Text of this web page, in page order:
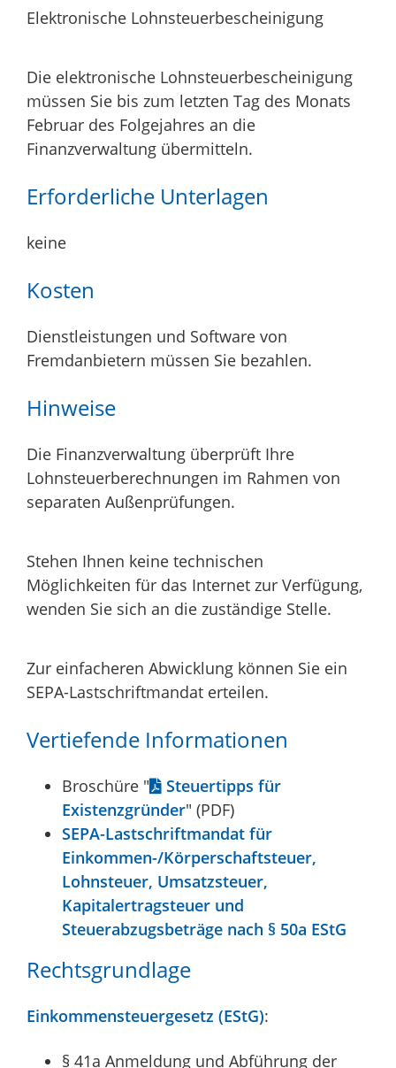
Elektronische Lohnsteuerbescheinigung
Die elektronische Lohnsteuerbescheinigung
müssen Sie bis zum letzten Tag des Monats
Februar des Folgejahres an die
Finanzverwaltung übermitteln.
Erforderliche Unterlagen
keine
Kosten
Dienstleistungen und Software von
Fremdanbietern müssen Sie bezahlen.
Hinweise
Die Finanzverwaltung überprüft Ihre
Lohnsteuerberechnungen im Rahmen von
separaten Außenprüfungen.
Stehen Ihnen keine technischen
Möglichkeiten für das Internet zur Verfügung,
wenden Sie sich an die zuständige Stelle.
Zur einfacheren Abwicklung können Sie ein
SEPA-Lastschriftmandat erteilen.
Vertiefende Informationen
Broschüre "
Steuertipps für
Existenzgründer" (PDF)
SEPA-Lastschriftmandat für
Einkommen-/Körperschaftsteuer,
Lohnsteuer, Umsatzsteuer,
Kapitalertragsteuer und
Steuerabzugsbeträge nach § 50a EStG
Rechtsgrundlage
Einkommensteuergesetz (EStG):
§ 41a Anmeldung und Abführung der